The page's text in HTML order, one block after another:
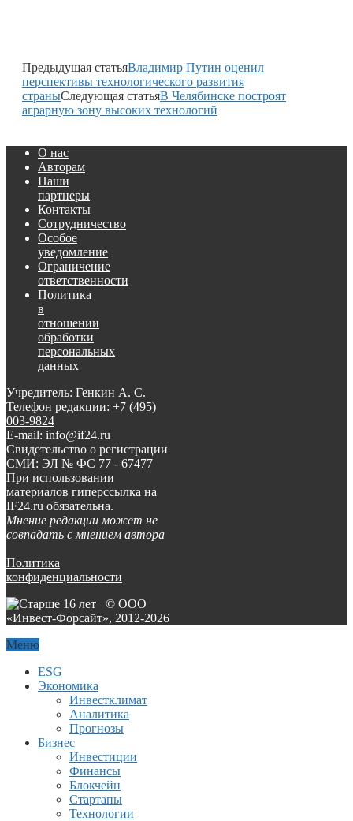
Предыдущая статьяВладимир Путин оценил
перспективы технологического развития
страныСледующая статьяВ Челябинске построят
аграрную зону высоких технологий
О нас
Авторам
Наши
партнеры
Контакты
Сотрудничество
Особое
уведомление
Ограничение
ответственности
Политика
в
отношении
обработки
персональных
данных
Учредитель: Генкин А. С.
Телефон редакции: +7 (495)
003-9824
E-mail: info@if24.ru
Свидетельство о регистрации
СМИ: ЭЛ № ФС 77 - 67477
При использовании
материалов гиперссылка на
IF24.ru обязательна.
Мнение редакции может не
совпадать с мнением автора
Политика
конфиденциальности
© ООО
«Инвест-Форсайт», 2012-2026
Меню
ESG
Экономика
Инвестклимат
Аналитика
Прогнозы
Бизнес
Инвестиции
Финансы
Блокчейн
Стартапы
Технологии